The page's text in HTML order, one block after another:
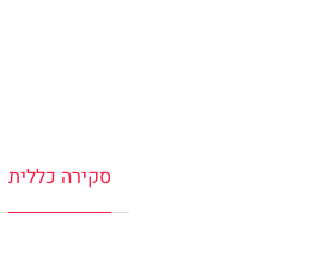
סקירה כללית